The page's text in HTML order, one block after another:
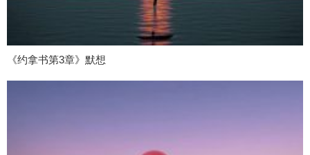
《约拿书第3章》默想